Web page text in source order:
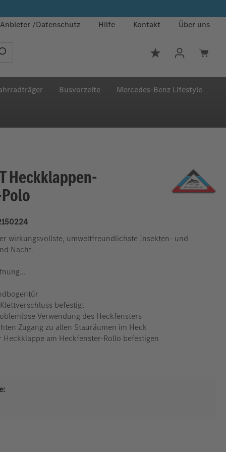
Anbieter Datenschutz Hilfe Kontakt Über uns
Du hast 0
Busvorzelte Mercedes‑Benz Lifestyle
Heckklappen-
wirkungsvollste, umweltfreundlichste Insekten- und
Nacht.
befestigt
Verwendung des Heckfensters
Zugang zu allen Stauräumen im Heck
am Heckfenster-Rollo befestigen